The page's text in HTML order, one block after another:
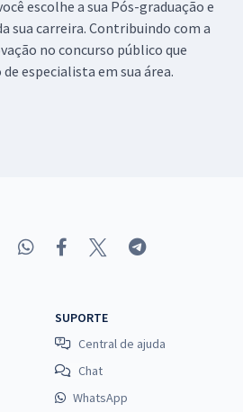
escolhe a sua Pós-graduação e
sua carreira. Contribuindo com a
no concurso público que
especialista em sua área.
SUPORTE
Central de ajuda
Chat
WhatsApp